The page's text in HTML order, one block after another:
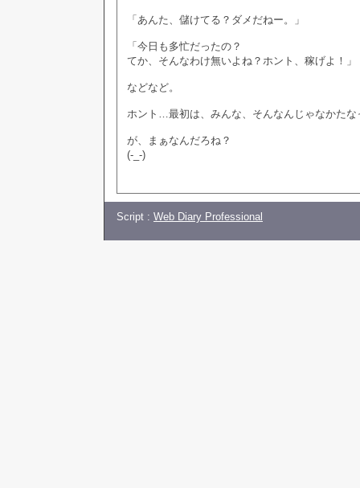
「あんた、儲けてる？ダメだねー。」
「今日も多忙だったの？
てか、そんなわけ無いよね？ホント、稼げよ！」
などなど。
ホント…最初は、みんな、そんなんじゃなかたな
が、まぁなんだろね？
(-_-)
Script : Web Diary Professional